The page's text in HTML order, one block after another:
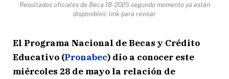
Resultados oficiales de Beca 18-2025 segundo momento ya están
disponibles: link para revisar
El Programa Nacional de Becas y Crédito
Educativo (Pronabec) dio a conocer este
miércoles 28 de mayo la relación de